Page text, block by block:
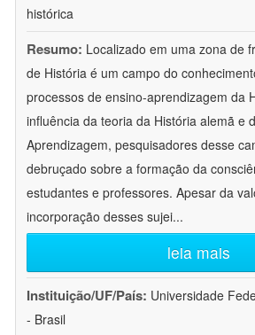
histórica
Resumo: Localizado em uma zona de
de História é um campo do
processos de ensino-aprendizagem da
influência da teoria da História alemã e
Aprendizagem, pesquisadores desse
debruçado sobre a formação da
estudantes e professores. Apesar da
incorporação desses sujei...
leia mais
Instituição/UF/País: Universidade
- Brasil